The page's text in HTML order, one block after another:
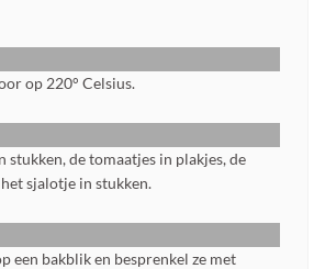
op 220° Celsius.
stukken, de tomaatjes in plakjes, de
sjalotje in stukken.
een bakblik en besprenkel ze met